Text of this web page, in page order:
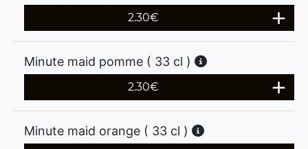
2.30€
Minute maid pomme ( 33 cl )
2.30€
Minute maid orange ( 33 cl )